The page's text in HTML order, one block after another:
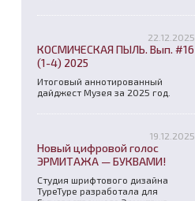
22.12.2025
КОСМИЧЕСКАЯ ПЫЛЬ. Вып. #16
(1-4) 2025
Итоговый аннотированный
дайджест Музея за 2025 год.
19.12.2025
Новый цифровой голос
ЭРМИТАЖА — БУКВАМИ!
Студия шрифтового дизайна
TypeType разработала для